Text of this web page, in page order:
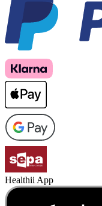
Healthii App